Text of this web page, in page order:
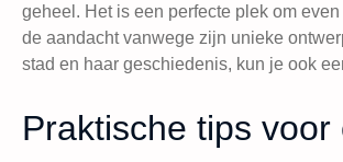
geheel. Het is een perfecte plek om
de aandacht vanwege zijn unieke
stad en haar geschiedenis, kun je ook
Praktische tips